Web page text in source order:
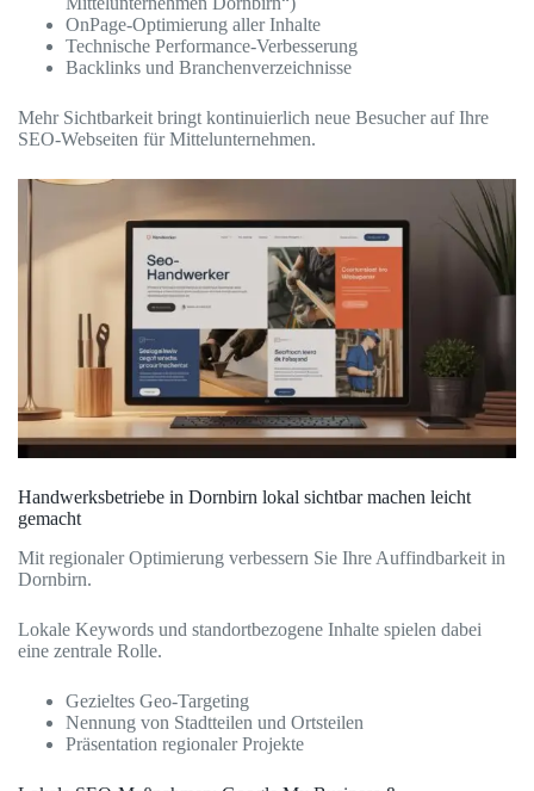
OnPage-Optimierung aller Inhalte
Technische Performance-Verbesserung
Backlinks und Branchenverzeichnisse
Mehr Sichtbarkeit bringt kontinuierlich neue Besucher auf Ihre
SEO-Webseiten für Mittelunternehmen.
Handwerksbetriebe in Dornbirn lokal sichtbar machen leicht
gemacht
Mit regionaler Optimierung verbessern Sie Ihre Auffindbarkeit in
Dornbirn.
Lokale Keywords und standortbezogene Inhalte spielen dabei
eine zentrale Rolle.
Gezieltes Geo-Targeting
Nennung von Stadtteilen und Ortsteilen
Präsentation regionaler Projekte